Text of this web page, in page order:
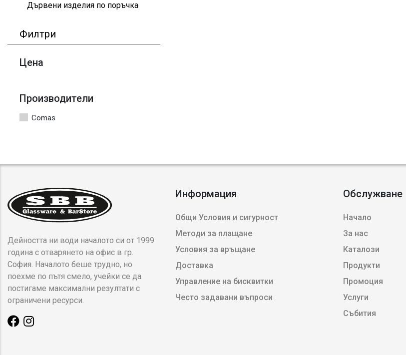
Дървени изделия по поръчка
Филтри
Цена
Производители
Comas
Дейността ни води началото си от 1999
година с отварянето на офис в гр.
София. Началото беше трудно, но
поехме по пътя смело, учейки се да
постигаме максимални резултати с
ограничени ресурси.
Информация
Общи Условия и сигурност
Методи за плащане
Условия за връщане
Доставка
Управление на бисквитки
Често задавани въпроси
Обслужване
Начало
За нас
Каталози
Продукти
Промоция
Услуги
Събития